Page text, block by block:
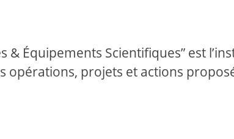
Équipements Scientifiques” est
opérations, projets et actions